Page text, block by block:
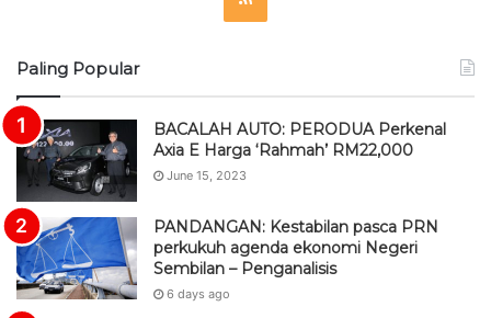
Paling Popular
BACALAH AUTO: PERODUA Perkenal
Axia E Harga ‘Rahmah’ RM22,000
June 15, 2023
PANDANGAN: Kestabilan pasca PRN
perkukuh agenda ekonomi Negeri
Sembilan – Penganalisis
6 days ago